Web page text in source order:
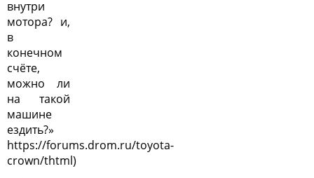
внутри
мотора? и,
в
конечном
счёте,
можно ли
на такой
машине
ездить?»
https://forums.drom.ru/toyota-
crown/thtml)